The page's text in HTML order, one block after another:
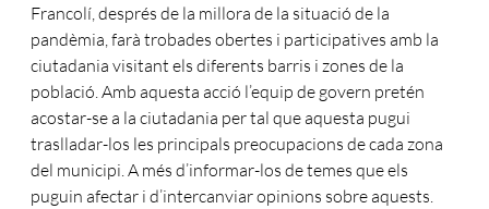
Francolí, després de la millora de la situació de la
pandèmia, farà trobades obertes i participatives amb la
ciutadania visitant els diferents barris i zones de la
població. Amb aquesta acció l’equip de govern pretén
acostar-se a la ciutadania per tal que aquesta pugui
traslladar-los les principals preocupacions de cada zona
del municipi. A més d’informar-los de temes que els
puguin afectar i d’intercanviar opinions sobre aquests.